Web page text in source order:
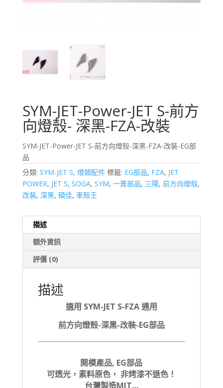
SYM-JET-Power-JET S-前方
向燈殼- 深黑-FZA-改裝
SYM-JET-Power-JET S-前方向燈殼-深黑-FZA-改裝-EG部
品
分類: SYM-JET S, 燈類配件 標籤: EG部品, FZA, JET
POWER, JET S, SOGA, SYM, 一菁部品, 三陽, 前方向燈殼,
改裝, 深黑, 碩佳, 車殼王
描述
額外資訊
評價 (0)
描述
適用 SYM-JET S-FZA 通用
前方向燈殼-深黑-改裝-EG部品
開模產品, EG部品
可透光，素料原色， 非烤漆不退色！
台灣製造MIT…